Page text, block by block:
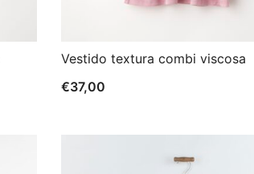
Vestido textura combi viscosa
€37,00